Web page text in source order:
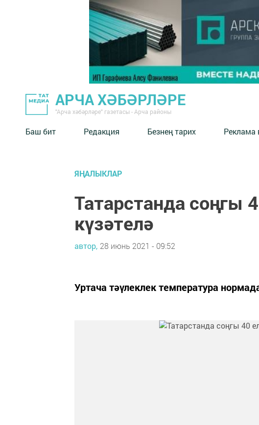
АРЧА ХӘБӘРЛӘРЕ
"Арча хәбәрләре" газетасы - Арча районы
Баш бит Редакция Безнең тарих Реклама
ЯҢАЛЫКЛАР
Татарстанда соңгы
күзәтелә
автор, 28 июнь 2021 - 09:52
Уртача тәүлеклек температура